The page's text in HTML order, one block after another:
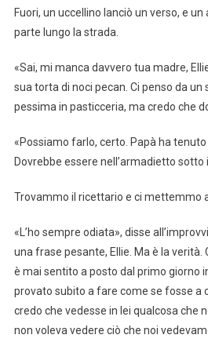
Fuori, un uccellino lanciò un verso, e
parte lungo la strada.
«Sai, mi manca davvero tua madre,
sua torta di noci pecan. Ci penso da un
pessima in pasticceria, ma credo che
«Possiamo farlo, certo. Papà ha
Dovrebbe essere nell’armadietto sotto
Trovammo il ricettario e ci mettemmo
«L’ho sempre odiata», disse
una frase pesante, Ellie. Ma è la verità.
è mai sentito a posto dal primo giorno
provato subito a fare come se fosse a
credo che vedesse in lei qualcosa che
non voleva vedere ciò che noi